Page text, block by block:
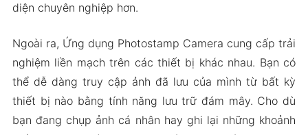
diện chuyên nghiệp hơn.
Ngoài ra, Ứng dụng Photostamp Camera cung cấp trải
nghiệm liền mạch trên các thiết bị khác nhau. Bạn có
thể dễ dàng truy cập ảnh đã lưu của mình từ bất kỳ
thiết bị nào bằng tính năng lưu trữ đám mây. Cho dù
bạn đang chụp ảnh cá nhân hay ghi lại những khoảnh